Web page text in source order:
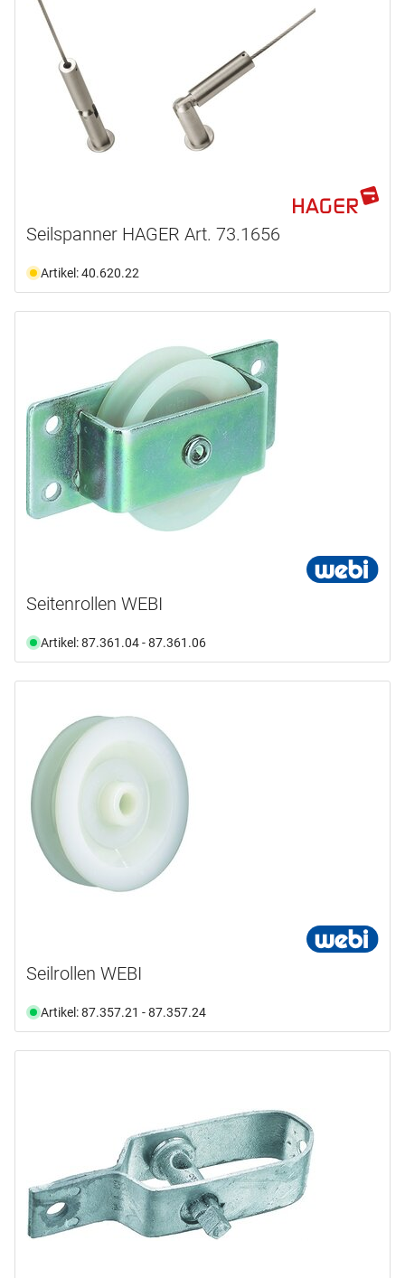
Seilspanner HAGER Art. 73.1656
Artikel: 40.620.22
Seitenrollen WEBI
Artikel: 87.361.04 - 87.361.06
Seilrollen WEBI
Artikel: 87.357.21 - 87.357.24